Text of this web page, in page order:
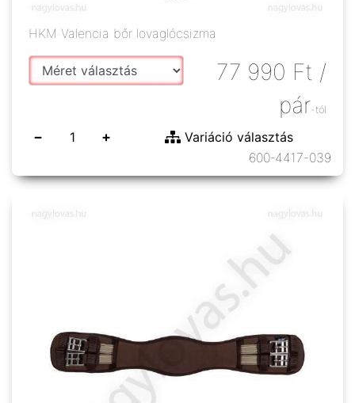
HKM Valencia bőr lovaglócsizma
77 990 Ft /
pár-tól
− +
Variáció választás
600-4417-039